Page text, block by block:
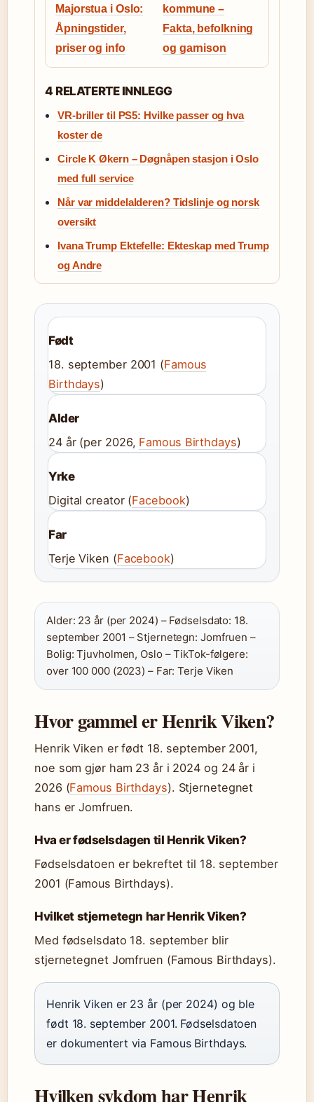
Majorstua i Oslo:
Åpningstider,
priser og info
kommune –
Fakta, befolkning
og garnison
4 RELATERTE INNLEGG
VR-briller til PS5: Hvilke passer og hva
koster de
Circle K Økern – Døgnåpen stasjon i Oslo
med full service
Når var middelalderen? Tidslinje og norsk
oversikt
Ivana Trump Ektefelle: Ekteskap med Trump
og Andre
Født
18. september 2001 (Famous
Birthdays)
Alder
24 år (per 2026, Famous Birthdays)
Yrke
Digital creator (Facebook)
Far
Terje Viken (Facebook)
Alder: 23 år (per 2024) – Fødselsdato: 18.
september 2001 – Stjernetegn: Jomfruen –
Bolig: Tjuvholmen, Oslo – TikTok-følgere:
over 100 000 (2023) – Far: Terje Viken
Hvor gammel er Henrik Viken?
Henrik Viken er født 18. september 2001,
noe som gjør ham 23 år i 2024 og 24 år i
2026 (Famous Birthdays). Stjernetegnet
hans er Jomfruen.
Hva er fødselsdagen til Henrik Viken?
Fødselsdatoen er bekreftet til 18. september
2001 (Famous Birthdays).
Hvilket stjernetegn har Henrik Viken?
Med fødselsdato 18. september blir
stjernetegnet Jomfruen (Famous Birthdays).
Henrik Viken er 23 år (per 2024) og ble
født 18. september 2001. Fødselsdatoen
er dokumentert via Famous Birthdays.
Hvilken sykdom har Henrik